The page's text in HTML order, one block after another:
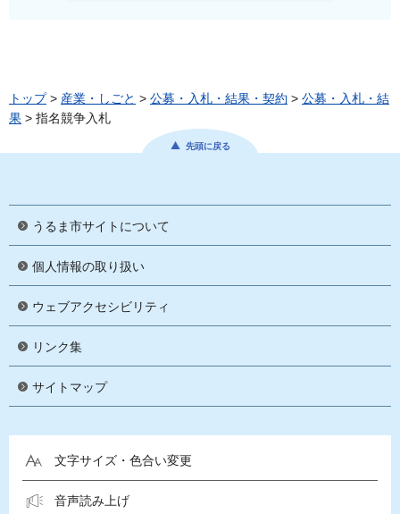
トップ> 産業・しごと > 公募・入札・結果・契約 > 公募・入札・結
果 > 指名競争入札
先頭に戻る
うるま市サイトについて
個人情報の取り扱い
ウェブアクセシビリティ
リンク集
サイトマップ
文字サイズ・色合い変更
音声読み上げ